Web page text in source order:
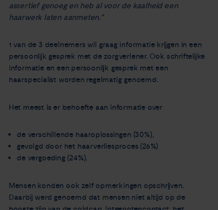
assertief genoeg en heb al voor de kaalheid een
haarwerk laten aanmeten."
1 van de 3 deelnemers wil graag informatie krijgen in een
persoonlijk gesprek met de zorgverlener. Ook schriftelijke
informatie en een persoonlijk gesprek met een
haarspecialist worden regelmatig genoemd.
Het meest is er behoefte aan informatie over
de verschillende haaroplossingen (30%),
gevolgd door het haarverliesproces (26%)
de vergoeding (24%).
Mensen konden ook zelf opmerkingen opschrijven.
Daarbij werd genoemd dat mensen niet altijd op de